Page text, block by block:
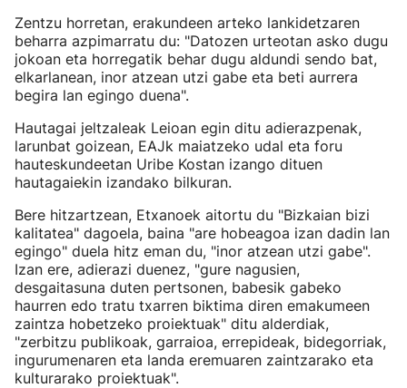
Zentzu horretan, erakundeen arteko lankidetzaren
beharra azpimarratu du: "Datozen urteotan asko dugu
jokoan eta horregatik behar dugu aldundi sendo bat,
elkarlanean, inor atzean utzi gabe eta beti aurrera
begira lan egingo duena".
Hautagai jeltzaleak Leioan egin ditu adierazpenak,
larunbat goizean, EAJk maiatzeko udal eta foru
hauteskundeetan Uribe Kostan izango dituen
hautagaiekin izandako bilkuran.
Bere hitzartzean, Etxanoek aitortu du "Bizkaian bizi
kalitatea" dagoela, baina "are hobeagoa izan dadin lan
egingo" duela hitz eman du, "inor atzean utzi gabe".
Izan ere, adierazi duenez, "gure nagusien,
desgaitasuna duten pertsonen, babesik gabeko
haurren edo tratu txarren biktima diren emakumeen
zaintza hobetzeko proiektuak" ditu alderdiak,
"zerbitzu publikoak, garraioa, errepideak, bidegorriak,
ingurumenaren eta landa eremuaren zaintzarako eta
kulturarako proiektuak".